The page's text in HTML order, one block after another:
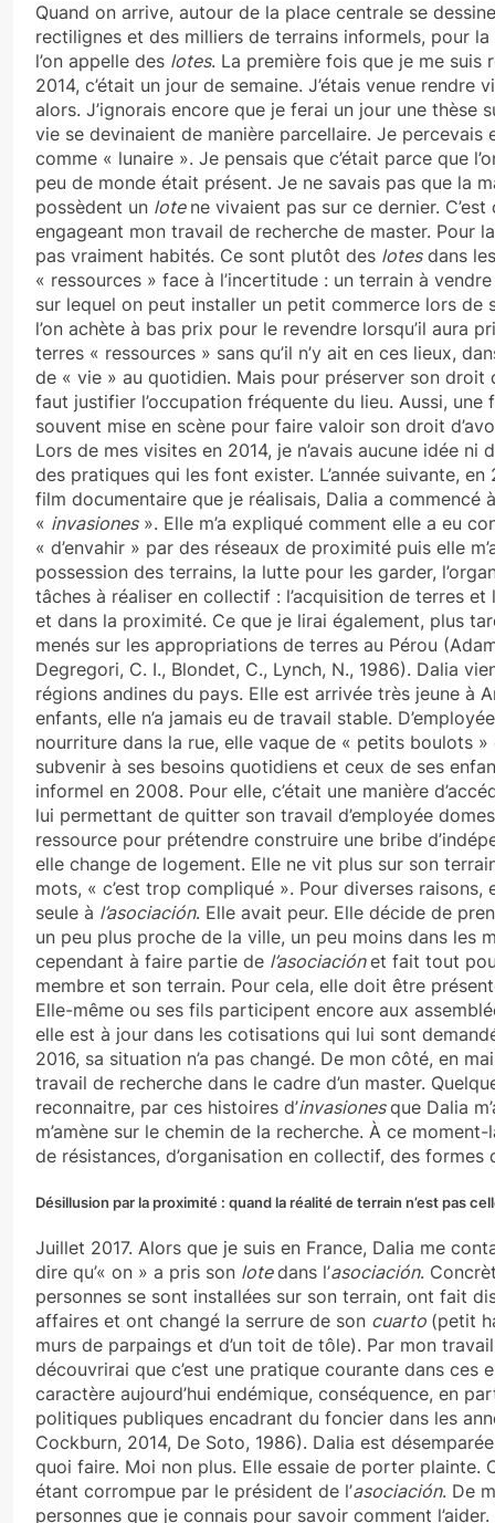
Quand on arrive, autour de la place centrale se
rectilignes et des milliers de terrains informels, pour
l’on appelle des lotes. La première fois que je me suis
2014, c’était un jour de semaine. J’étais venue rendre
alors. J’ignorais encore que je ferai un jour une thèse
vie se devinaient de manière parcellaire. Je percevais
comme « lunaire ». Je pensais que c’était parce que
peu de monde était présent. Je ne savais pas que la
possèdent un lote ne vivaient pas sur ce dernier.
engageant mon travail de recherche de master. Pour
pas vraiment habités. Ce sont plutôt des lotesdans
« ressources » face à l’incertitude : un terrain à
sur lequel on peut installer un petit commerce lors de
l’on achète à bas prix pour le revendre lorsqu’il aura
terres « ressources » sans qu’il n’y ait en ces lieux,
de « vie » au quotidien. Mais pour préserver son droit
faut justifier l’occupation fréquente du lieu. Aussi, une
souvent mise en scène pour faire valoir son droit
Lors de mes visites en 2014, je n’avais aucune idée ni
des pratiques qui les font exister. L’année suivante, en
film documentaire que je réalisais, Dalia a commencé
« invasiones». Elle m’a expliqué comment elle a eu
« d’envahir » par des réseaux de proximité puis elle
possession des terrains, la lutte pour les garder,
tâches à réaliser en collectif : l’acquisition de terres
et dans la proximité. Ce que je lirai également, plus
menés sur les appropriations de terres au Pérou
Degregori, C. I., Blondet, C., Lynch, N., 1986). Dalia
régions andines du pays. Elle est arrivée très jeune à
enfants, elle n’a jamais eu de travail stable.
nourriture dans la rue, elle vaque de « petits boulots
subvenir à ses besoins quotidiens et ceux de ses
informel en 2008. Pour elle, c’était une manière
lui permettant de quitter son travail d’employée
ressource pour prétendre construire une bribe
elle change de logement. Elle ne vit plus sur son
mots, « c’est trop compliqué ». Pour diverses
seule à l’asociación. Elle avait peur. Elle décide de
un peu plus proche de la ville, un peu moins dans les
cependant à faire partie de l’asociaciónet fait tout
membre et son terrain. Pour cela, elle doit être
Elle-même ou ses fils participent encore aux
elle est à jour dans les cotisations qui lui sont
2016, sa situation n’a pas changé. De mon côté, en
travail de recherche dans le cadre d’un master.
reconnaitre, par ces histoires d’invasionesque Dalia
m’amène sur le chemin de la recherche. À ce
de résistances, d’organisation en collectif, des
Désillusion par la proximité : quand la réalité de terrain n’est pas
Juillet 2017. Alors que je suis en France, Dalia me
dire qu’« on » a pris son lotedans l’asociación.
personnes se sont installées sur son terrain, ont fait
affaires et ont changé la serrure de son cuarto (petit
murs de parpaings et d’un toit de tôle). Par mon
découvrirai que c’est une pratique courante dans ces
caractère aujourd’hui endémique, conséquence, en
politiques publiques encadrant du foncier dans les
Cockburn, 2014, De Soto, 1986). Dalia est
quoi faire. Moi non plus. Elle essaie de porter plainte.
étant corrompue par le président de l’asociación. De
personnes que je connais pour savoir comment